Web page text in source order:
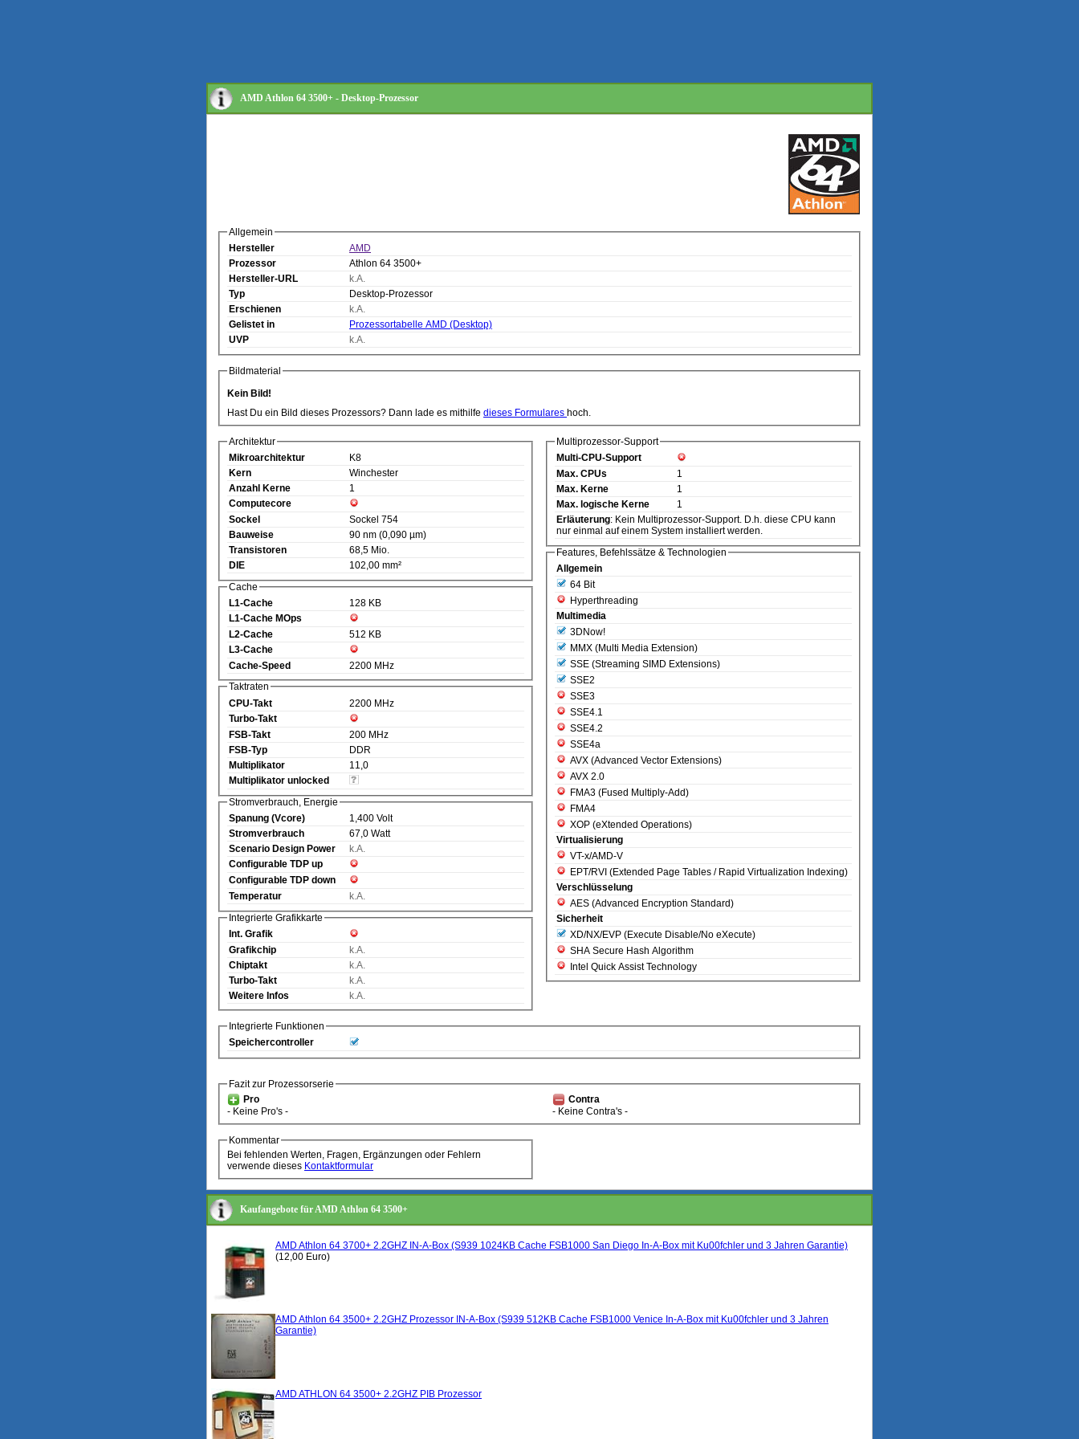
AMD Athlon 64 3500+ - Desktop-Prozessor
Allgemein
Hersteller
AMD
Prozessor
Athlon 64 3500+
Hersteller-URL
k.A.
Typ
Desktop-Prozessor
Erschienen
k.A.
Gelistet in
Prozessortabelle AMD (Desktop)
UVP
k.A.
Bildmaterial
Kein Bild!
Hast Du ein Bild dieses Prozessors? Dann lade es mithilfe dieses Formulares hoch.
Architektur
Mikroarchitektur
K8
Kern
Winchester
Anzahl Kerne
1
Computecore
Sockel
Sockel 754
Bauweise
90 nm (0,090 µm)
Transistoren
68,5 Mio.
DIE
102,00 mm²
Cache
L1-Cache
128 KB
L1-Cache MOps
L2-Cache
512 KB
L3-Cache
Cache-Speed
2200 MHz
Taktraten
CPU-Takt
2200 MHz
Turbo-Takt
FSB-Takt
200 MHz
FSB-Typ
DDR
Multiplikator
11,0
Multiplikator unlocked
Stromverbrauch, Energie
Spanung (Vcore)
1,400 Volt
Stromverbrauch
67,0 Watt
Scenario Design Power
k.A.
Configurable TDP up
Configurable TDP down
Temperatur
k.A.
Integrierte Grafikkarte
Int. Grafik
Grafikchip
k.A.
Chiptakt
k.A.
Turbo-Takt
k.A.
Weitere Infos
k.A.
Multiprozessor-Support
Multi-CPU-Support
Max. CPUs
1
Max. Kerne
1
Max. logische Kerne
1
Erläuterung: Kein Multiprozessor-Support. D.h. diese CPU kann
nur einmal auf einem System installiert werden.
Features, Befehlssätze & Technologien
Allgemein
64 Bit
Hyperthreading
Multimedia
3DNow!
MMX (Multi Media Extension)
SSE (Streaming SIMD Extensions)
SSE2
SSE3
SSE4.1
SSE4.2
SSE4a
AVX (Advanced Vector Extensions)
AVX 2.0
FMA3 (Fused Multiply-Add)
FMA4
XOP (eXtended Operations)
Virtualisierung
VT-x/AMD-V
EPT/RVI (Extended Page Tables / Rapid Virtualization Indexing)
Verschlüsselung
AES (Advanced Encryption Standard)
Sicherheit
XD/NX/EVP (Execute Disable/No eXecute)
SHA Secure Hash Algorithm
Intel Quick Assist Technology
Integrierte Funktionen
Speichercontroller
Fazit zur Prozessorserie
Pro
- Keine Pro's -
Contra
- Keine Contra's -
Kommentar
Bei fehlenden Werten, Fragen, Ergänzungen oder Fehlern
verwende dieses Kontaktformular
Kaufangebote für AMD Athlon 64 3500+
AMD Athlon 64 3700+ 2.2GHZ IN-A-Box (S939 1024KB Cache FSB1000 San Diego In-A-Box mit Ku00fchler und 3 Jahren Garantie)
(12,00 Euro)
AMD Athlon 64 3500+ 2.2GHZ Prozessor IN-A-Box (S939 512KB Cache FSB1000 Venice In-A-Box mit Ku00fchler und 3 Jahren
Garantie)
AMD ATHLON 64 3500+ 2.2GHZ PIB Prozessor